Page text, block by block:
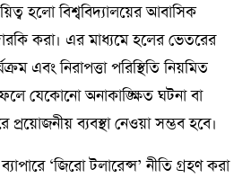
হলো বিশ্ববিদ্যালয়ের আবাসিক
করা। এর মাধ্যমে হলের ভেতরের
এবং নিরাপত্তা পরিস্থিতি নিয়মিত
যেকোনো অনাকাঙ্ক্ষিত ঘটনা বা
প্রয়োজনীয় ব্যবস্থা নেওয়া সম্ভব হবে।
‘জিরো টলারেন্স’ নীতি গ্রহণ করা